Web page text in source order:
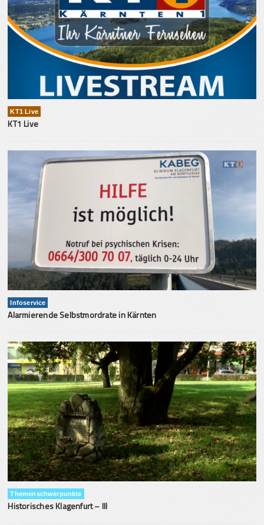
KT1 Live
KT1 Live
Infoservice
Alarmierende Selbstmordrate in Kärnten
Themenschwerpunkte
Historisches Klagenfurt – III